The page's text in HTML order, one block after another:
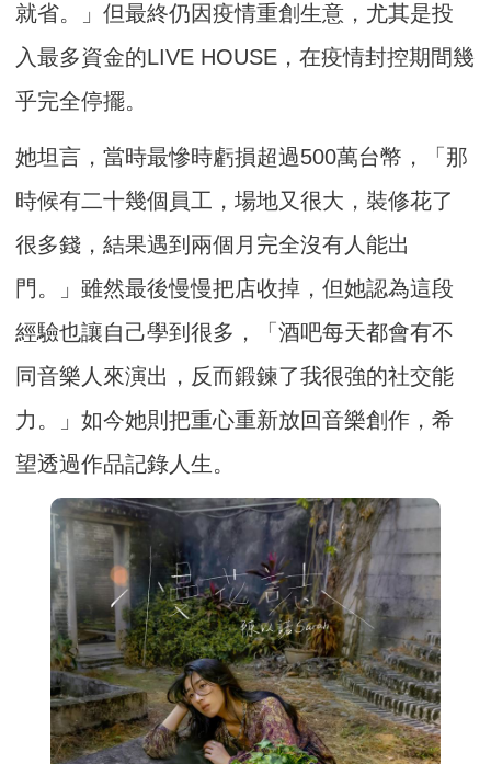
就省。」但最終仍因疫情重創生意，尤其是投
入最多資金的LIVE HOUSE，在疫情封控期間幾
乎完全停擺。
她坦言，當時最慘時虧損超過500萬台幣，「那
時候有二十幾個員工，場地又很大，裝修花了
很多錢，結果遇到兩個月完全沒有人能出
門。」雖然最後慢慢把店收掉，但她認為這段
經驗也讓自己學到很多，「酒吧每天都會有不
同音樂人來演出，反而鍛鍊了我很強的社交能
力。」如今她則把重心重新放回音樂創作，希
望透過作品記錄人生。